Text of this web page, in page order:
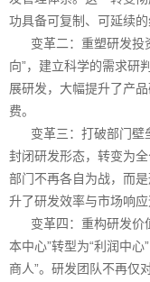
功具备可复制、可延续的
变革二：重塑研发投
向”，建立科学的需求研
展研发，大幅提升了产
费。
变革三：打破部门壁
封闭研发形态，转变为
部门不再各自为战，而
升了研发效率与市场响应
变革四：重构研发价
本中心”转型为“利润中
商人”。研发团队不再仅